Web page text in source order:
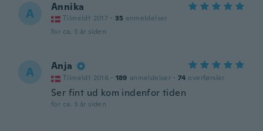
A Annika
Tilmeldt 2017 · 35 anmeldelser
for ca. 3 år siden
A Anja
Tilmeldt 2016 · 189 anmeldelser · 74 overførsler
Ser fint ud kom indenfor tiden
for ca. 3 år siden